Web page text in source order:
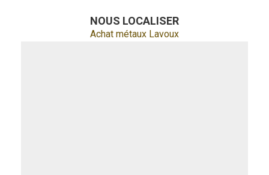
NOUS LOCALISER
Achat métaux Lavoux